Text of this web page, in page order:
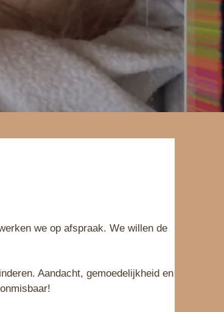
we op afspraak. We willen de
Aandacht, gemoedelijkheid en